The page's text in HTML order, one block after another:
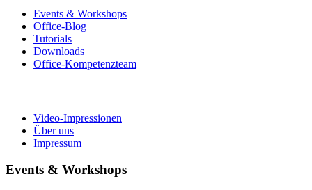
Events & Workshops
Office-Blog
Tutorials
Downloads
Office-Kompetenzteam
Video-Impressionen
Über uns
Impressum
Events & Workshops